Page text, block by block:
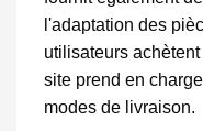
l'adaptation des
utilisateurs
site prend en
modes de livraison.